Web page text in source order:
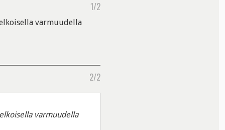
1/2
varmuudella
2/2
varmuudella